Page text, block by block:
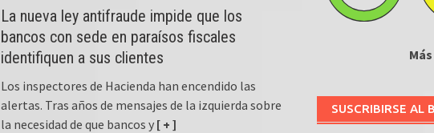
La nueva ley antifraude impide que los
bancos con sede en paraísos fiscales
identifiquen a sus clientes
Los inspectores de Hacienda han encendido las
alertas. Tras años de mensajes de la izquierda sobre
la necesidad de que bancos y [ + ]
SUSCRIBIRSE AL